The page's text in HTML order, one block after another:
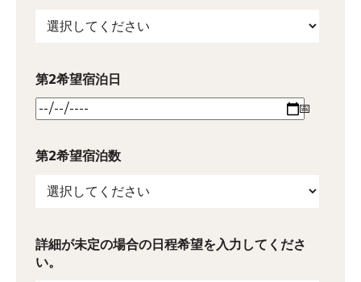
第2希望宿泊日
第2希望宿泊数
詳細が未定の場合の日程希望を入力してくださ
い。